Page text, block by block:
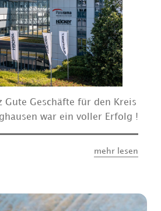
Geschäfte für den Kreis
war ein voller Erfolg !
mehr lesen